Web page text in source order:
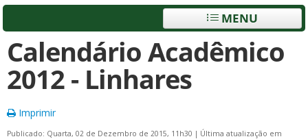
MENU
Calendário Acadêmico
2012 - Linhares
Imprimir
Publicado: Quarta, 02 de Dezembro de 2015, 11h30 | Última atualização em